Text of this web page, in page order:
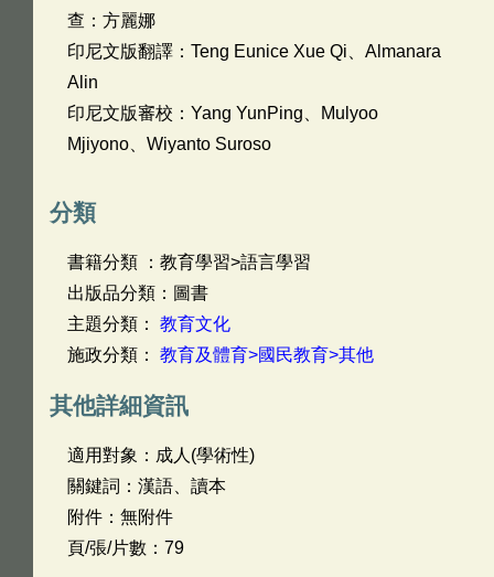
查：方麗娜
印尼文版翻譯：Teng Eunice Xue Qi、Almanara
Alin
印尼文版審校：Yang YunPing、Mulyoo
Mjiyono、Wiyanto Suroso
分類
書籍分類 ：教育學習>語言學習
出版品分類：圖書
主題分類： 教育文化
施政分類： 教育及體育>國民教育>其他
其他詳細資訊
適用對象：成人(學術性)
關鍵詞：漢語、讀本
附件：無附件
頁/張/片數：79